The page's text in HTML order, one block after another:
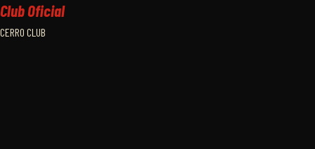
Club Oficial
CERRO CLUB